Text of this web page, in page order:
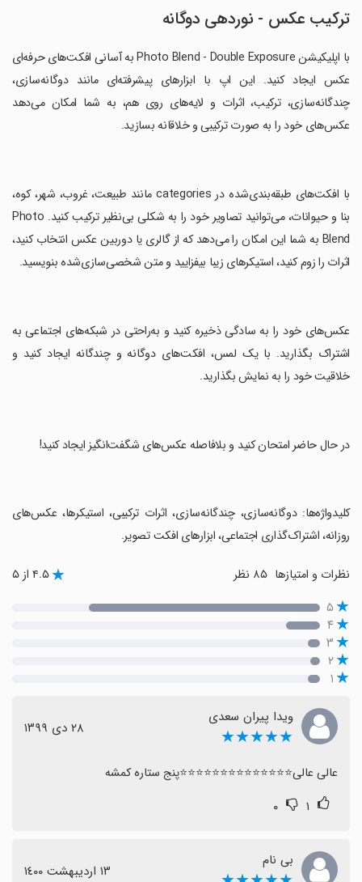
ترکیب عکس - نوردهی دوگانه
با اپلیکیشن Photo Blend - Double Exposure به آسانی افکت‌های حرفه‌ای
عکس ایجاد کنید. این اپ با ابزارهای پیشرفته‌ای مانند دوگانه‌سازی،
چندگانه‌سازی، ترکیب، اثرات و لایه‌های روی هم، به شما امکان می‌دهد
عکس‌های خود را به صورت ترکیبی و خلاقانه بسازید.
‏با افکت‌های طبقه‌بندی‌شده در categories مانند طبیعت، غروب، شهر، کوه،
بنا و حیوانات، می‌توانید تصاویر خود را به شکلی بی‌نظیر ترکیب کنید. Photo
Blend به شما این امکان را می‌دهد که از گالری یا دوربین عکس انتخاب کنید،
اثرات را زوم کنید، استیکرهای زیبا بیفزایید و متن شخصی‌سازی‌شده بنویسید.
‏عکس‌های خود را به سادگی ذخیره کنید و به‌راحتی در شبکه‌های اجتماعی به
اشتراک بگذارید. با یک لمس، افکت‌های دوگانه و چندگانه ایجاد کنید و
خلاقیت خود را به نمایش بگذارید.
‏در حال حاضر امتحان کنید و بلافاصله عکس‌های شگفت‌انگیز ایجاد کنید!
‏کلیدواژه‌ها: دوگانه‌سازی، چندگانه‌سازی، اثرات ترکیبی، استیکرها، عکس‌های
روزانه، اشتراک‌گذاری اجتماعی، ابزارهای افکت تصویر.
نظرات و امتیازها ۴.۵ از ۵
۵
۴
۳
۲
۱
ویدا پیران سعدی
★★★★★ ٢٨ دی ١٣٩٩
عالی عالی⭐⭐⭐⭐⭐⭐⭐⭐⭐⭐⭐⭐⭐⭐پنج ستاره کمشه
۱ ۰
بی نام
١٣ اردیبهشت ١٤٠٠